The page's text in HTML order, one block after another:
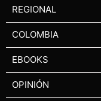
REGIONAL
COLOMBIA
EBOOKS
OPINIÓN